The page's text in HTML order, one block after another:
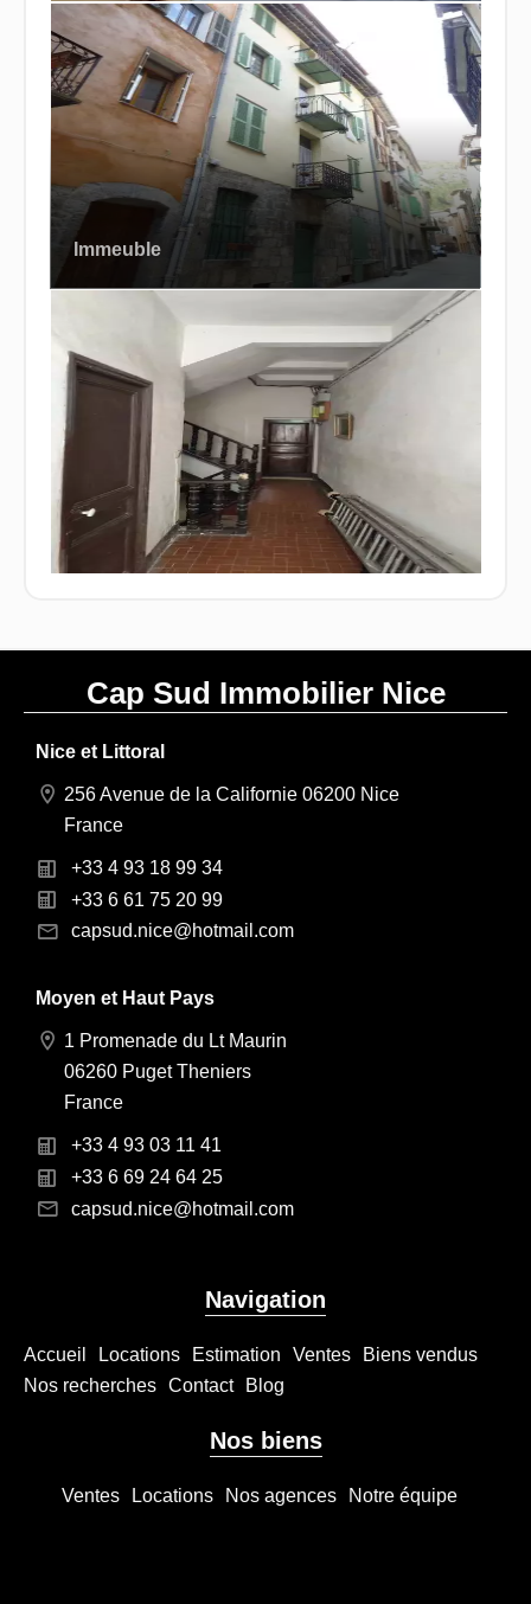
Immeuble
Cap Sud Immobilier Nice
Nice et Littoral
256 Avenue de la Californie 06200 Nice
France
+33 4 93 18 99 34
+33 6 61 75 20 99
capsud.nice@hotmail.com
Moyen et Haut Pays
1 Promenade du Lt Maurin
06260 Puget Theniers
France
+33 4 93 03 11 41
+33 6 69 24 64 25
capsud.nice@hotmail.com
Navigation
Accueil Locations Estimation Ventes
Biens vendus
Nos recherches Contact Blog
Nos biens
Ventes Locations Nos agences Notre équipe